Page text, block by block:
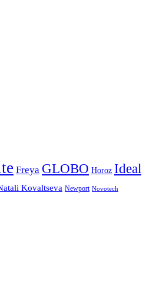
Freya GLOBO Horoz Ideal
Kovaltseva Newport Novotech